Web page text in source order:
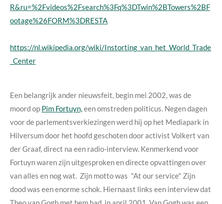
R&ru=%2Fvideos%2Fsearch%3Fq%3DTwin%2BTowers%2BF
ootage%26FORM%3DRESTA
https://nl.wikipedia.org/wiki/Instorting_van_het_World_Trade
_Center
Een belangrijk ander nieuwsfeit, begin mei 2002, was de
moord op Pim Fortuyn,een omstreden politicus. Negen dagen
voor de parlementsverkiezingen werd hij op het Mediapark in
Hilversum door het hoofd geschoten door activist Volkert van
der Graaf, direct na een radio-interview. Kenmerkend voor
Fortuyn waren zijn uitgesproken en directe opvattingen over
van alles en nog wat. Zijn motto was "At our service" Zijn
dood was een enorme schok. Hiernaast links een interview dat